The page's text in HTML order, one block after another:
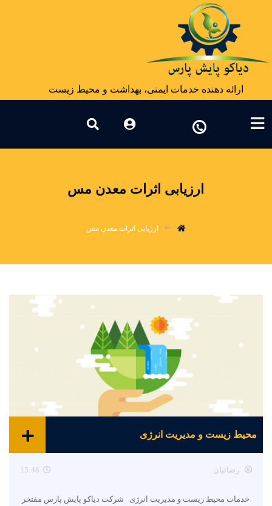
ارائه دهنده خدمات ایمنی، بهداشت و محیط زیست
ارزیابی اثرات معدن مس
ارزیابی اثرات معدن مس
محیط زیست و مدیریت انرژی
رضائیان 15:48
خدمات محیط زیست و مدیریت انرژی شرکت دیاکو پایش پارس مفتخر